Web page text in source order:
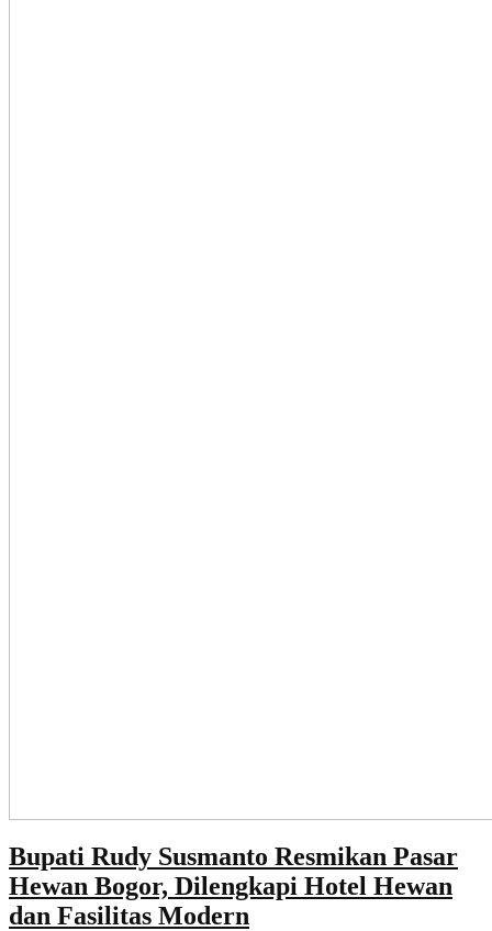
Bupati Rudy Susmanto Resmikan Pasar
Hewan Bogor, Dilengkapi Hotel Hewan
dan Fasilitas Modern